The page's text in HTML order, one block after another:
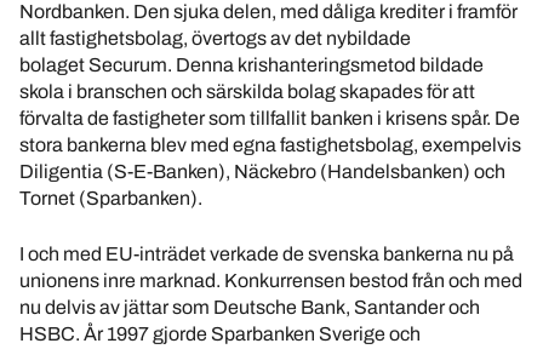
Nordbanken. Den sjuka delen, med dåliga krediter i framför
allt fastighetsbolag, övertogs av det nybildade
bolaget Securum. Denna krishanteringsmetod bildade
skola i branschen och särskilda bolag skapades för att
förvalta de fastigheter som tillfallit banken i krisens spår. De
stora bankerna blev med egna fastighetsbolag, exempelvis
Diligentia (S-E-Banken), Näckebro (Handelsbanken) och
Tornet (Sparbanken).
I och med EU-inträdet verkade de svenska bankerna nu på
unionens inre marknad. Konkurrensen bestod från och med
nu delvis av jättar som Deutsche Bank, Santander och
HSBC. År 1997 gjorde Sparbanken Sverige och